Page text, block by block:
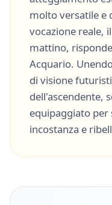
moltoversatile e
vocazione reale,
mattino,
Acquario.
di visione
dell'ascendente,
equipaggiato per
incostanza e